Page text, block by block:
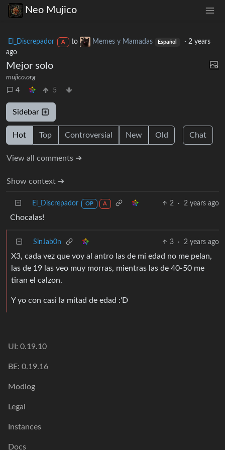
Neo Mujico
El_Discrepador A to Memes y Mamadas Español ·2 years
ago
Mejor solo
mujico.org
4
5
Sidebar
Hot Top Controversial New Old Chat
View all comments ➔
Show context ➔
El_Discrepador OP A 2 · 2 years ago
Chocalas!
SinJab0n 3 · 2 years ago
X3, cada vez que voy al antro las de mi edad no me pelan,
las de 19 las veo muy morras, mientras las de 40-50 me
tiran el calzon.
Y yo con casi la mitad de edad :'D
UI: 0.19.10
BE: 0.19.16
Modlog
Legal
Instances
Docs